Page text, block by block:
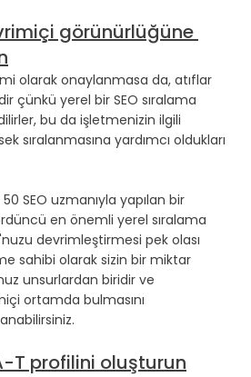
görünürlüğüne
olarak onaylanmasa da, atıflar
çünkü yerel bir SEO sıralama
bu da işletmenizin ilgili
sıralanmasına yardımcı oldukları
SEO uzmanıyla yapılan bir
en önemli yerel sıralama
devrimleştirmesi pek olası
sahibi olarak sizin bir miktar
unsurlardan biridir ve
ortamda bulmasını
T profilini oluşturun